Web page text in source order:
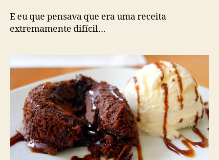
E eu que pensava que era uma receita
extremamente difícil…